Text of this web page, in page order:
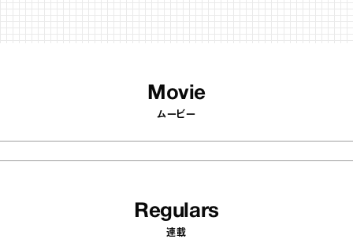
Movie
ムービー
Regulars
連載